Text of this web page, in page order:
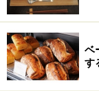
ベ
す